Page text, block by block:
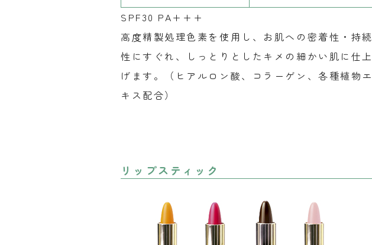
SPF30 PA+++
高度精製処理色素を使用し、お肌への密着性・持続
性にすぐれ、しっとりとしたキメの細かい肌に仕上
げます。（ヒアルロン酸、コラーゲン、各種植物エ
キス配合）
リップスティック